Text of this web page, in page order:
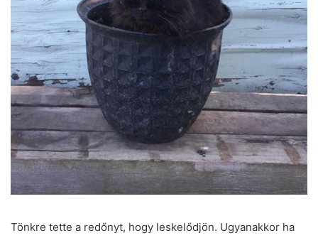
Tönkre tette a redőnyt, hogy leskelődjön. Ugyanakkor ha